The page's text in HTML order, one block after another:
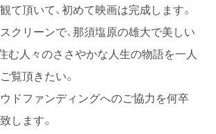
て頂いて、初めて映画は完成します。
クリーンで、那須塩原の雄大で美しい
む人々のささやかな人生の物語を一人
覧頂きたい。
ドファンディングへのご協力を何卒
します。